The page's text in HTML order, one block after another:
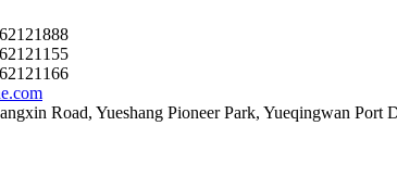
Road, Yueshang Pioneer Park, Yueqingwan